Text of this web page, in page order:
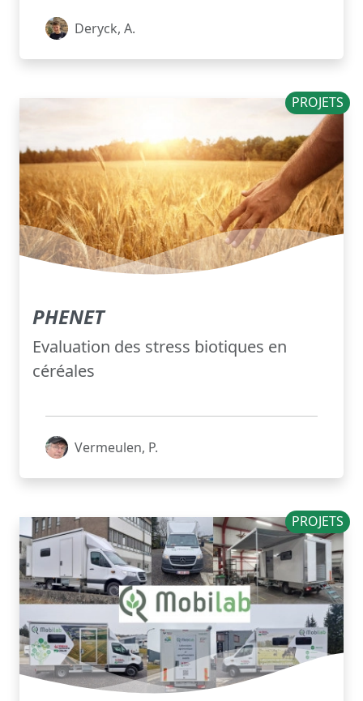
Deryck, A.
PROJETS
PHENET
Evaluation des stress biotiques en
céréales
Vermeulen, P.
PROJETS